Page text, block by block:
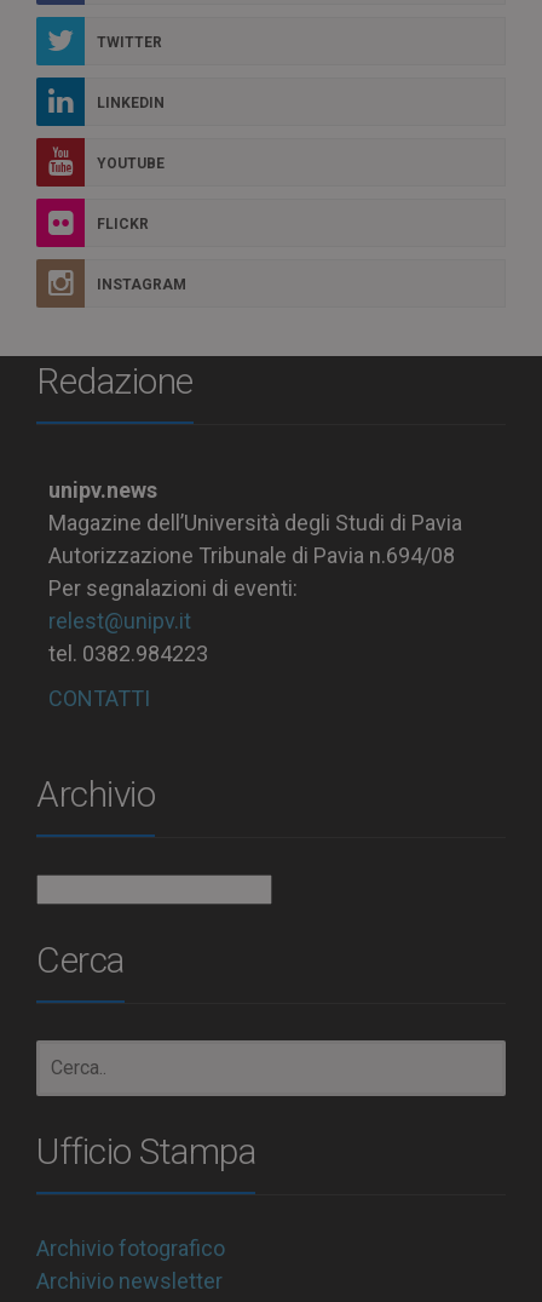
TWITTER
LINKEDIN
YOUTUBE
FLICKR
INSTAGRAM
Redazione
unipv.news
Magazine dell’Università degli Studi di Pavia
Autorizzazione Tribunale di Pavia n.694/08
Per segnalazioni di eventi:
relest@unipv.it
tel. 0382.984223
CONTATTI
Archivio
Cerca
Ufficio Stampa
Archivio fotografico
Archivio newsletter